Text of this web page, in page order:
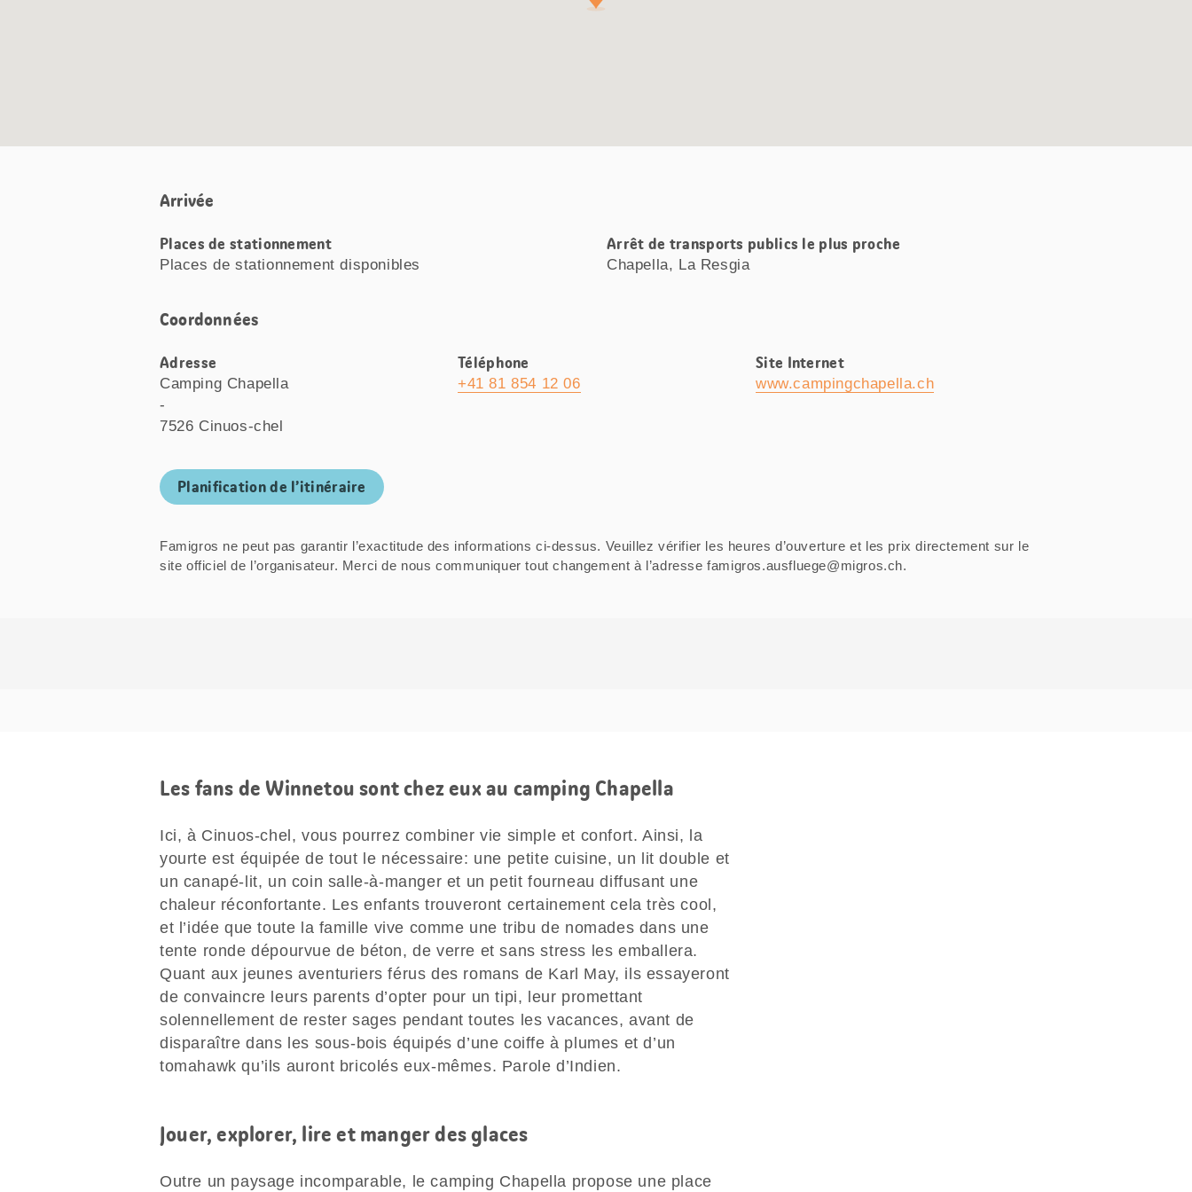
Arrivée
Places de stationnement
Places de stationnement disponibles
Arrêt de transports publics le plus proche
Chapella, La Resgia
Coordonnées
Adresse
Camping Chapella
-
7526 Cinuos-chel
Téléphone
+41 81 854 12 06
Site Internet
www.campingchapella.ch
Planification de l’itinéraire
Famigros ne peut pas garantir l’exactitude des informations ci-dessus. Veuillez vérifier les heures d’ouverture et les prix directement sur le
site officiel de l’organisateur. Merci de nous communiquer tout changement à l’adresse famigros.ausfluege@migros.ch.
Les fans de Winnetou sont chez eux au camping Chapella
Ici, à Cinuos-chel, vous pourrez combiner vie simple et confort. Ainsi, la
yourte est équipée de tout le nécessaire: une petite cuisine, un lit double et
un canapé-lit, un coin salle-à-manger et un petit fourneau diffusant une
chaleur réconfortante. Les enfants trouveront certainement cela très cool,
et l’idée que toute la famille vive comme une tribu de nomades dans une
tente ronde dépourvue de béton, de verre et sans stress les emballera.
Quant aux jeunes aventuriers férus des romans de Karl May, ils essayeront
de convaincre leurs parents d’opter pour un tipi, leur promettant
solennellement de rester sages pendant toutes les vacances, avant de
disparaître dans les sous-bois équipés d’une coiffe à plumes et d’un
tomahawk qu’ils auront bricolés eux-mêmes. Parole d’Indien.
Jouer, explorer, lire et manger des glaces
Outre un paysage incomparable, le camping Chapella propose une place